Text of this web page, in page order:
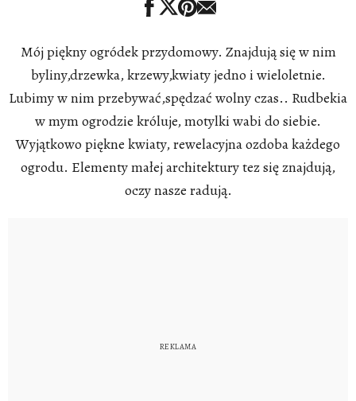
Mój piękny ogródek przydomowy. Znajdują się w nim
byliny,drzewka, krzewy,kwiaty jedno i wieloletnie.
Lubimy w nim przebywać,spędzać wolny czas.. Rudbekia
w mym ogrodzie króluje, motylki wabi do siebie.
Wyjątkowo piękne kwiaty, rewelacyjna ozdoba każdego
ogrodu. Elementy małej architektury tez się znajdują,
oczy nasze radują.